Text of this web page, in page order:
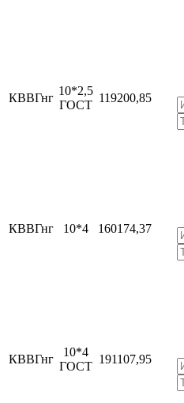
КВВГнг
10*2,5
ГОСТ
119200,85
КВВГнг 10*4 160174,37
КВВГнг
10*4
ГОСТ
191107,95